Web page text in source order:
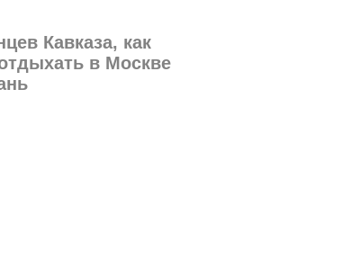
Кавказа, как
в Москве